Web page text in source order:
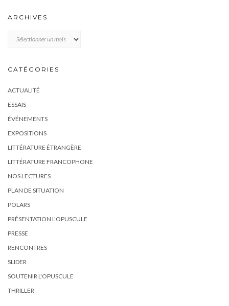
ARCHIVES
CATÉGORIES
ACTUALITÉ
ESSAIS
ÉVÉNEMENTS
EXPOSITIONS
LITTÉRATURE ÉTRANGÈRE
LITTÉRATURE FRANCOPHONE
NOS LECTURES
PLAN DE SITUATION
POLARS
PRÉSENTATION L'OPUSCULE
PRESSE
RENCONTRES
SLIDER
SOUTENIR L'OPUSCULE
THRILLER